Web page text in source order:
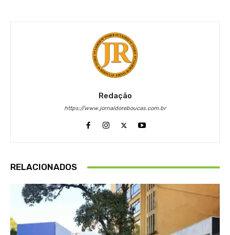
Redação
https://www.jornaldoreboucas.com.br
RELACIONADOS